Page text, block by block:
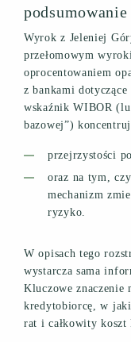
podsumowanie
Wyrok z Jeleniej
przełomowym
oprocentowaniem
z bankami
wskaźnik WIBOR
bazowej”)
przejrzystości
oraz na tym,
mechanizm
ryzyko.
W opisach tego
wystarcza sama
Kluczowe znaczenie
kredytobiorcę, w jaki
rat i całkowity koszt